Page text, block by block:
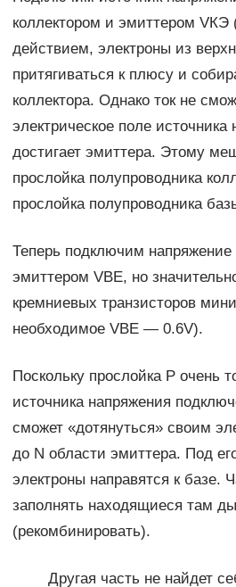
коллектором и эмиттером VКЭ
действием, электроны из
притягиваться к плюсу и
коллектора. Однако ток не
электрическое поле источника
достигает эмиттера. Этому
прослойка полупроводника
прослойка полупроводника
Теперь подключим
эмиттером VBE, но
кремниевых транзисторов
необходимое VBE — 0.6V).
Поскольку прослойка P очень
источника напряжения
сможет «дотянуться» своим
до N области эмиттера. Под
электроны направятся к базе.
заполнять находящиеся там
(рекомбинировать).
Другая часть не найдет